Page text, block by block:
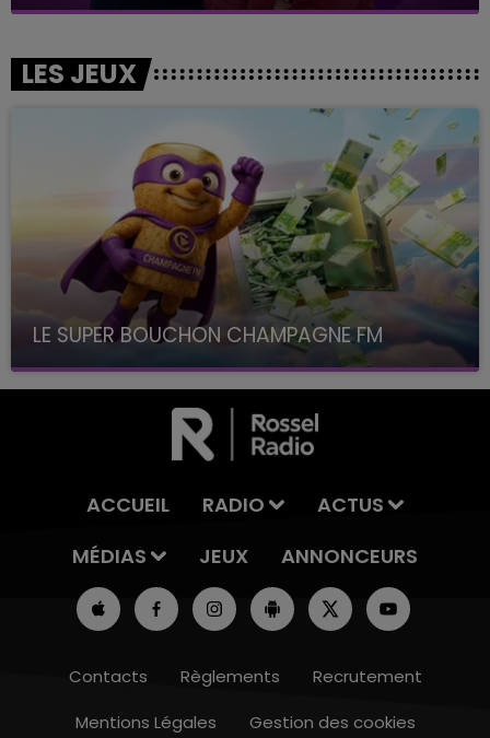
LES JEUX
LE SUPER BOUCHON CHAMPAGNE FM
avec La Famille Champagne FM, à 8H10
ACCUEIL RADIO
ACTUS
MÉDIAS
JEUX ANNONCEURS
Contacts Règlements
Recrutement
Mentions Légales
Gestion des cookies